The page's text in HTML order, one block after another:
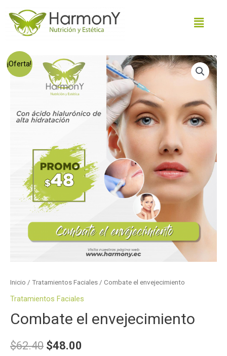
¡Oferta!
Inicio / Tratamientos Faciales / Combate el envejecimiento
Tratamientos Faciales
Combate el envejecimiento
$62.40 $48.00